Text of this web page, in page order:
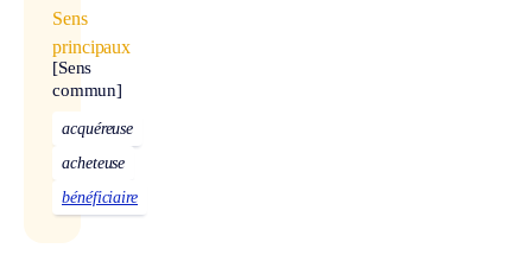
Sens
principaux
[Sens
commun]
acquéreuse
acheteuse
bénéficiaire